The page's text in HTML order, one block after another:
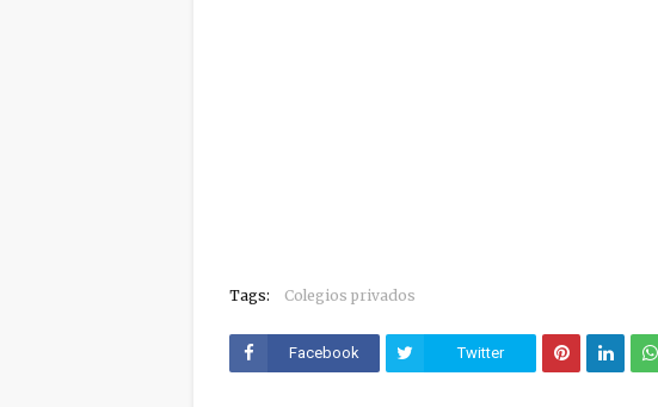
Tags: Colegios privados
Facebook Twitter